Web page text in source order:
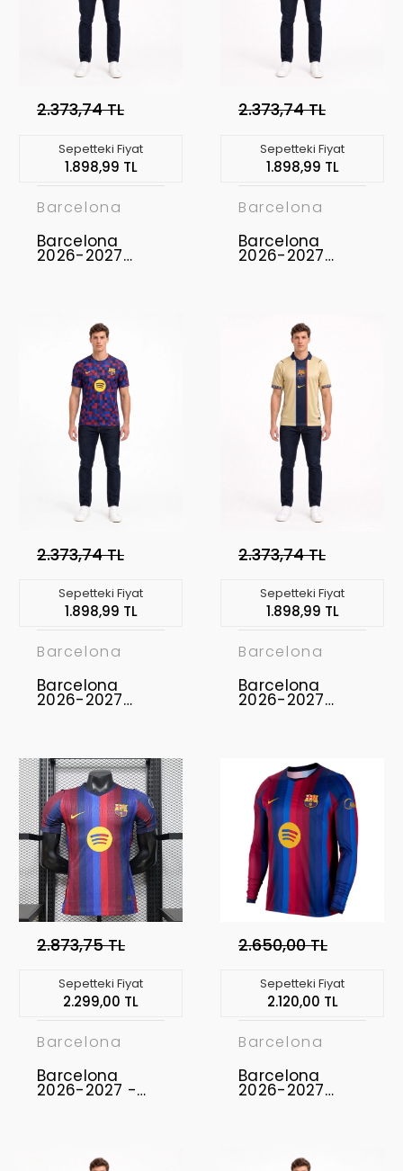
2.373,74 TL
Sepetteki Fiyat
1.898,99 TL
Barcelona
Barcelona
2026-2027
2.373,74 TL
Sepetteki Fiyat
1.898,99 TL
Barcelona
Barcelona
2026-2027
2.373,74 TL
Sepetteki Fiyat
1.898,99 TL
Barcelona
Barcelona
2026-2027
2.373,74 TL
Sepetteki Fiyat
1.898,99 TL
Barcelona
Barcelona
2026-2027
2.873,75 TL
Sepetteki Fiyat
2.299,00 TL
Barcelona
Barcelona
2026-2027 -
2.650,00 TL
Sepetteki Fiyat
2.120,00 TL
Barcelona
Barcelona
2026-2027